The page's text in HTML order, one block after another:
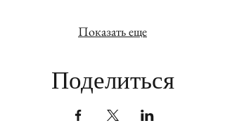
Показать еще
Поделиться